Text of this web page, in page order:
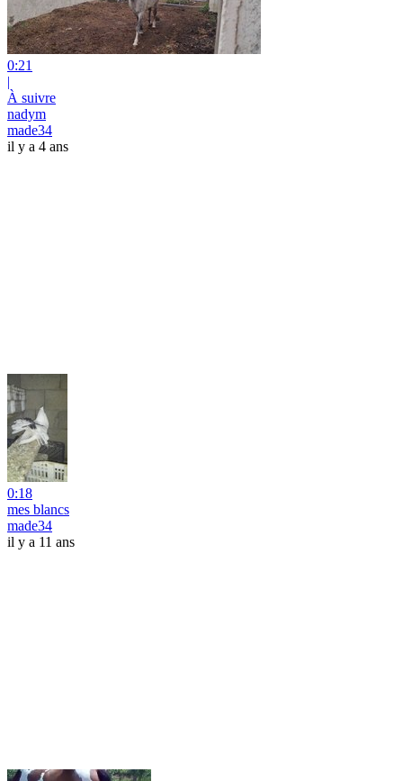
0:21
|
À suivre
nadym
made34
il y a 4 ans
0:18
mes blancs
made34
il y a 11 ans